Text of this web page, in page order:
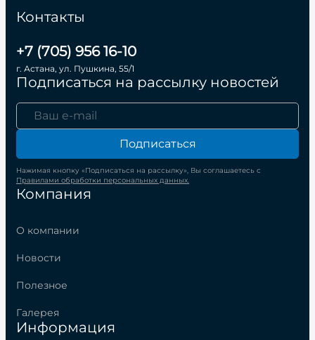
Компания
О компании
Новости
Полезное
Галерея
Информация
Контакты
+7 (705) 956 16-10
г. Астана, ул. Пушкина, 55/1
Подписаться на рассылку новостей
Подписаться
Нажимая кнопку «Подписаться на рассылку», Вы соглашаетесь с
Правилами обработки персональных данных.